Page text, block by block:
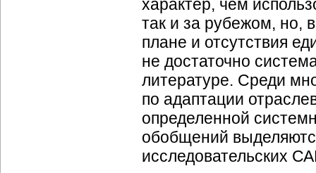
характер, чем
так и за рубежом, но,
плане и отсутствия
не достаточно
литературе. Среди
по адаптации
определенной
обобщений
исследовательских